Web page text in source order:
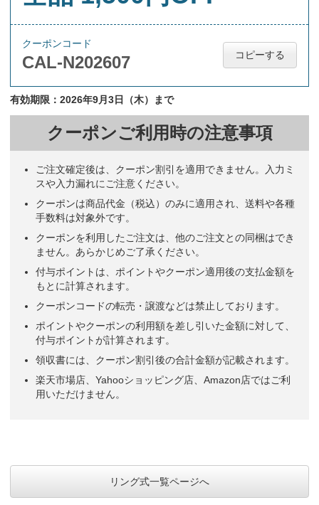
クーポンコード
CAL-N202607 コピーする
有効期限：2026年9月3日（木）まで
クーポンご利用時の注意事項
ご注文確定後は、クーポン割引を適用できません。入力ミ
スや入力漏れにご注意ください。
クーポンは商品代金（税込）のみに適用され、送料や各種
手数料は対象外です。
クーポンを利用したご注文は、他のご注文との同梱はでき
ません。あらかじめご了承ください。
付与ポイントは、ポイントやクーポン適用後の支払金額を
もとに計算されます。
クーポンコードの転売・譲渡などは禁止しております。
ポイントやクーポンの利用額を差し引いた金額に対して、
付与ポイントが計算されます。
領収書には、クーポン割引後の合計金額が記載されます。
楽天市場店、Yahooショッピング店、Amazon店ではご利
用いただけません。
リング式一覧ページへ